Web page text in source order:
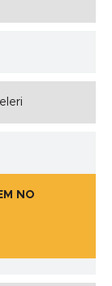
NO